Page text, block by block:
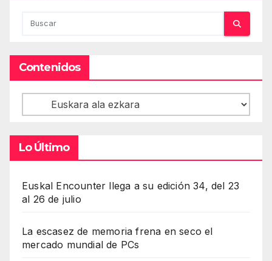
Contenidos
Contenidos
Lo Último
Euskal Encounter llega a su edición 34, del 23
al 26 de julio
La escasez de memoria frena en seco el
mercado mundial de PCs